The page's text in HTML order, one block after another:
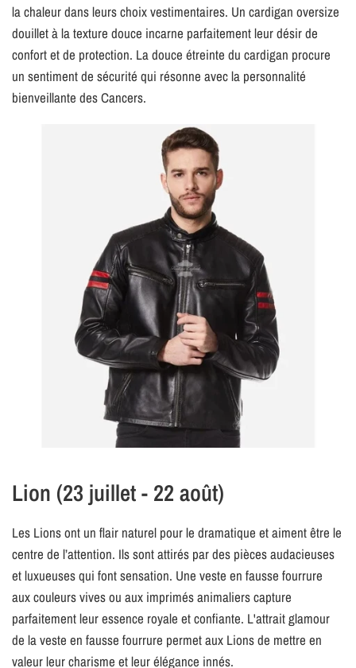
la chaleur dans leurs choix vestimentaires. Un cardigan oversize
douillet à la texture douce incarne parfaitement leur désir de
confort et de protection. La douce étreinte du cardigan procure
un sentiment de sécurité qui résonne avec la personnalité
bienveillante des Cancers.
Lion (23 juillet - 22 août)
Les Lions ont un flair naturel pour le dramatique et aiment être le
centre de l’attention. Ils sont attirés par des pièces audacieuses
et luxueuses qui font sensation. Une veste en fausse fourrure
aux couleurs vives ou aux imprimés animaliers capture
parfaitement leur essence royale et confiante. L'attrait glamour
de la veste en fausse fourrure permet aux Lions de mettre en
valeur leur charisme et leur élégance innés.